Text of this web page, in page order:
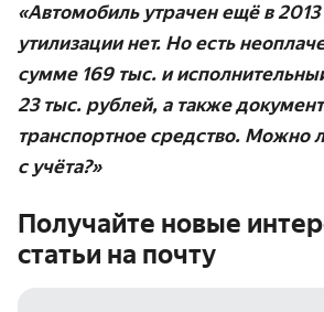
«Автомобиль утрачен ещё в 2013
утилизации нет. Но есть
сумме 169 тыс. и
23 тыс. рублей, а также
транспортное средство. Можно
с учёта?»
Получайте новые
статьи на почту